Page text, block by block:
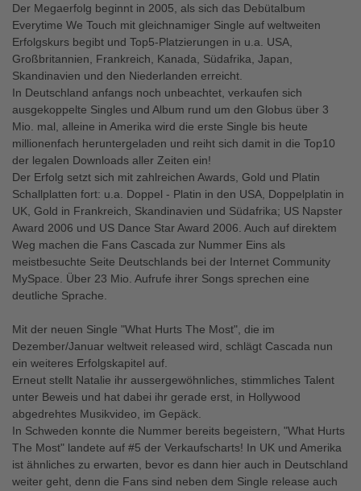
Der Megaerfolg beginnt in 2005, als sich das Debütalbum
Everytime We Touch mit gleichnamiger Single auf weltweiten
Erfolgskurs begibt und Top5-Platzierungen in u.a. USA,
Großbritannien, Frankreich, Kanada, Südafrika, Japan,
Skandinavien und den Niederlanden erreicht.
In Deutschland anfangs noch unbeachtet, verkaufen sich
ausgekoppelte Singles und Album rund um den Globus über 3
Mio. mal, alleine in Amerika wird die erste Single bis heute
millionenfach heruntergeladen und reiht sich damit in die Top10
der legalen Downloads aller Zeiten ein!
Der Erfolg setzt sich mit zahlreichen Awards, Gold und Platin
Schallplatten fort: u.a. Doppel - Platin in den USA, Doppelplatin in
UK, Gold in Frankreich, Skandinavien und Südafrika; US Napster
Award 2006 und US Dance Star Award 2006. Auch auf direktem
Weg machen die Fans Cascada zur Nummer Eins als
meistbesuchte Seite Deutschlands bei der Internet Community
MySpace. Über 23 Mio. Aufrufe ihrer Songs sprechen eine
deutliche Sprache.
Mit der neuen Single "What Hurts The Most", die im
Dezember/Januar weltweit released wird, schlägt Cascada nun
ein weiteres Erfolgskapitel auf.
Erneut stellt Natalie ihr aussergewöhnliches, stimmliches Talent
unter Beweis und hat dabei ihr gerade erst, in Hollywood
abgedrehtes Musikvideo, im Gepäck.
In Schweden konnte die Nummer bereits begeistern, "What Hurts
The Most" landete auf #5 der Verkaufscharts! In UK und Amerika
ist ähnliches zu erwarten, bevor es dann hier auch in Deutschland
weiter geht, denn die Fans sind neben dem Single release auch